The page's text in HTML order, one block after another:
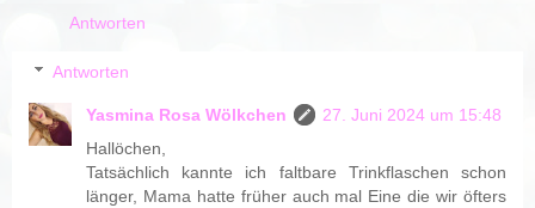
Antworten
Antworten
Yasmina Rosa Wölkchen
27. Juni 2024 um 15:48
Hallöchen,
Tatsächlich kannte ich faltbare Trinkflaschen schon
länger, Mama hatte früher auch mal Eine die wir öfters